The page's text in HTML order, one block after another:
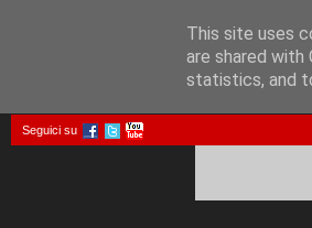
Seguici su
This site uses
are shared
statistics, and